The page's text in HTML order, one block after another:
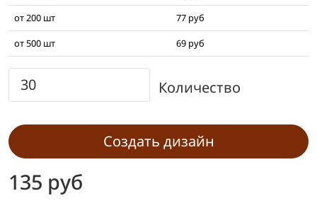
от 200 шт
77 руб
от 500 шт
69 руб
Количество
Создать дизайн
135 руб